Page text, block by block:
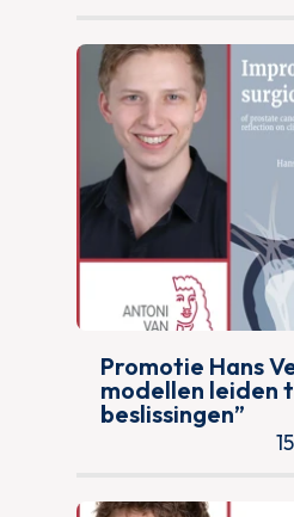
Promotie Hans
modellen leiden
beslissingen”